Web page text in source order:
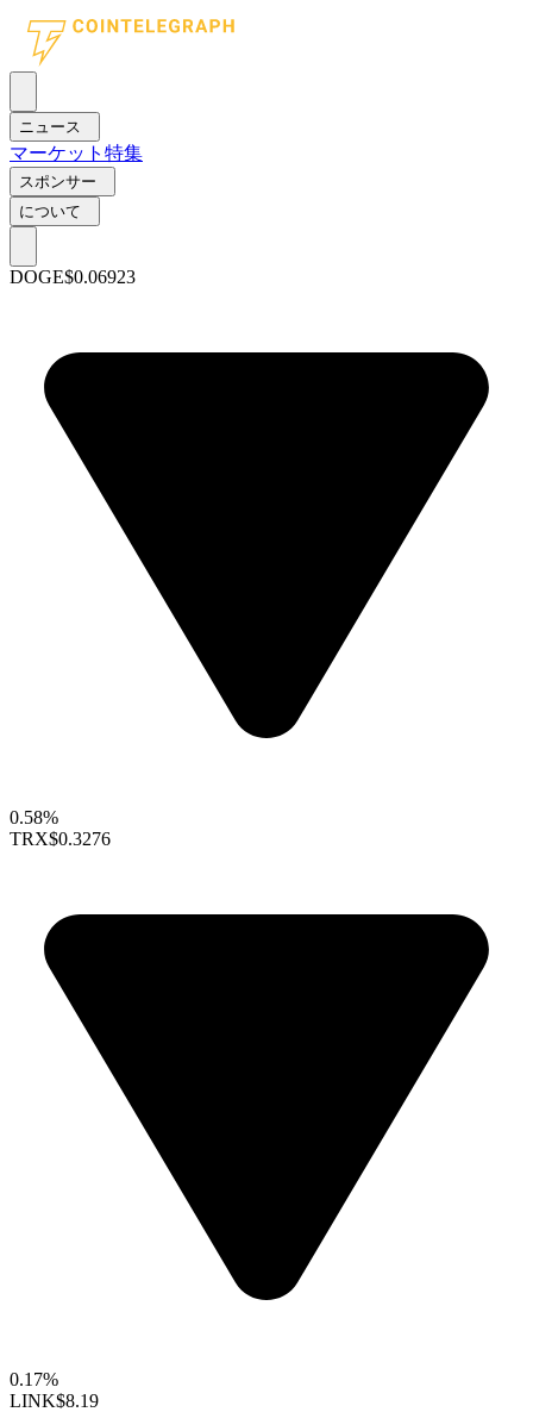
ニュース
マーケット 特集
スポンサー
について
DOGE$0.06923
0.58%
TRX$0.3276
0.17%
LINK$8.19